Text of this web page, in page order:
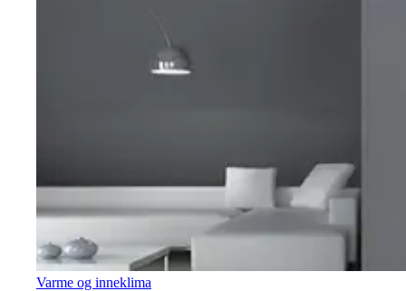
Varme og inneklima